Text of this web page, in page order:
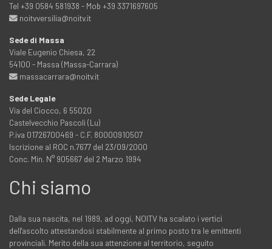
Tel +39 0584 581938 - Mob +39 3371697605
noitvversilia@noitv.it
Sede di Massa
Viale Eugenio Chiesa, 22
54100 - Massa (Massa-Carrara)
massacarrara@noitv.it
Sede Legale
Via del Ciocco, 6 55020
Castelvecchio Pascoli (Lu)
P.iva 01726700469 - C.F. 80000910507
Iscrizione al ROC n.7677 del 23/09/2000
Conc. Min. N° 905667 del 2 Marzo 1994
Chi siamo
Dalla sua nascita, nel 1989, ad oggi, NOITV ha scalato i vertici
dell'ascolto attestandosi stabilmente al primo posto tra le emittenti
provinciali. Merito della sua attenzione al territorio, seguito